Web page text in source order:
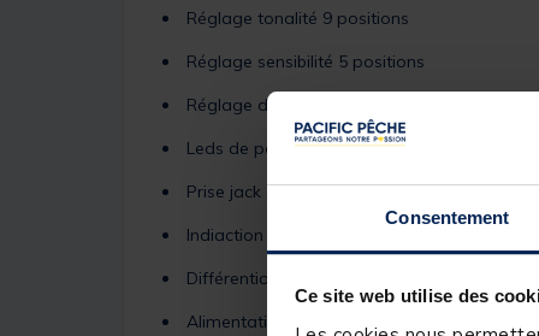
Consentement
Ce site web utilise des
Réglage tonalité 9 positions
Réglage sensibilité 5 positions
Réglage de la couleur des diodes (rouge,
Leds de position nocturne (on-off)
Prise jack de 2.5mm pour vos balanciers
Indiaction de l'état de la pile
Différentiation des touches retour
Alimentation par 1 pile CR123